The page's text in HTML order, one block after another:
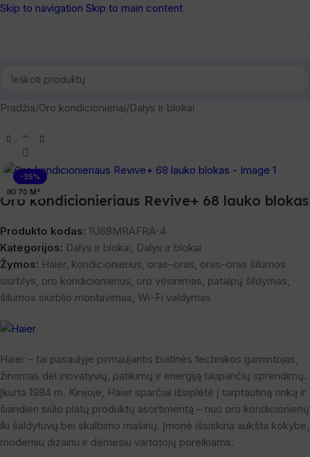
Skip to navigation Skip to main content
Pradžia/Oro kondicionieriai/Dalys ir blokai
-35%
IKI 70 M²
Oro kondicionieriaus Revive+ 68 lauko blokas
Produkto kodas: 1U68MRAFRA-4
Kategorijos: Dalys ir blokai, Dalys ir blokai
Žymos: Haier, kondicionierius, oras–oras, oras–oras šilumos
siurblys, oro kondicionierius, oro vėsinimas, patalpų šildymas,
šilumos siurblio montavimas, Wi-Fi valdymas
Haier – tai pasaulyje pirmaujantis buitinės technikos gamintojas,
žinomas dėl inovatyvių, patikimų ir energiją taupančių sprendimų.
Įkurta 1984 m. Kinijoje, Haier sparčiai išsiplėtė į tarptautinę rinką ir
šiandien siūlo platų produktų asortimentą – nuo oro kondicionierių
iki šaldytuvų bei skalbimo mašinų. Įmonė išsiskiria aukšta kokybe,
moderniu dizainu ir dėmesiu vartotojų poreikiams.